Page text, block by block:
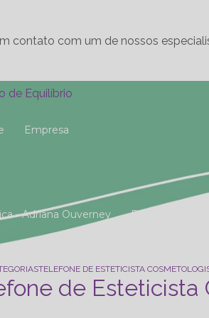
contato com um de nossos
Empresa
- Adriana Ouverney Fisioterapia
TELEFONE DE ESTETICISTA
de Esteticista